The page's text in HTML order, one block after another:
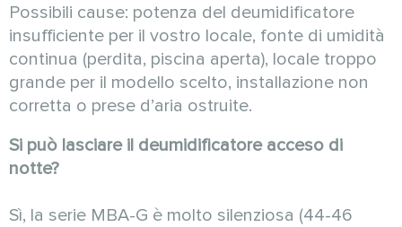
Possibili cause: potenza del deumidificatore
insufficiente per il vostro locale, fonte di umidità
continua (perdita, piscina aperta), locale troppo
grande per il modello scelto, installazione non
corretta o prese d’aria ostruite.
Si può lasciare il deumidificatore acceso di
notte?
Sì, la serie MBA-G è molto silenziosa (44-46